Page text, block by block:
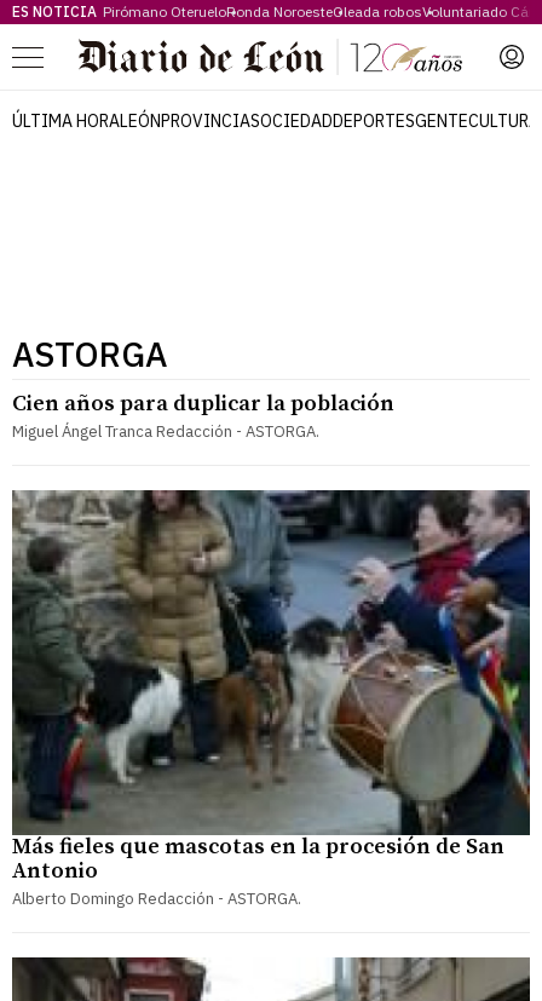
ES NOTICIA Pirómano OterueloRonda NoroesteOleada robosVoluntariado
Menú
ÚLTIMA HORALEÓNPROVINCIASOCIEDADDEPORTESGENTECULTURA
ASTORGA
Cien años para duplicar la población
Miguel Ángel Tranca Redacción - ASTORGA.
Más fieles que mascotas en la procesión de San
Antonio
Alberto Domingo Redacción - ASTORGA.